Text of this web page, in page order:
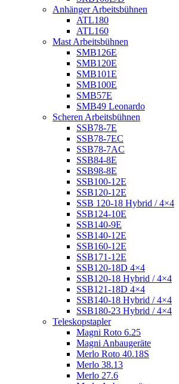
Anhänger Arbeitsbühnen
ATL180
ATL160
Mast Arbeitsbühnen
SMB126E
SMB120E
SMB101E
SMB100E
SMB57E
SMB49 Leonardo
Scheren Arbeitsbühnen
SSB78-7E
SSB78-7EC
SSB78-7AC
SSB84-8E
SSB98-8E
SSB100-12E
SSB120-12E
SSB 120-18 Hybrid / 4×4
SSB124-10E
SSB140-9E
SSB140-12E
SSB160-12E
SSB171-12E
SSB120-18D 4×4
SSB120-18 Hybrid / 4×4
SSB121-18D 4×4
SSB140-18 Hybrid / 4×4
SSB180-23 Hybrid / 4×4
Teleskopstapler
Magni Roto 6.25
Magni Anbaugeräte
Merlo Roto 40.18S
Merlo 38.13
Merlo 27.6